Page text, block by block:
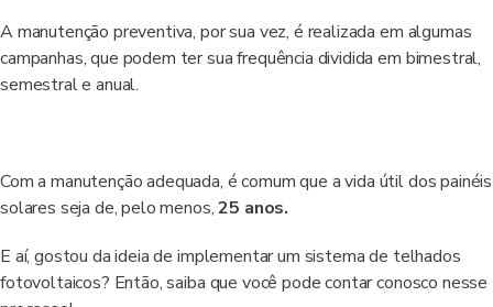
A manutenção preventiva, por sua vez, é realizada em algumas
campanhas, que podem ter sua frequência dividida em bimestral,
semestral e anual.
Com a manutenção adequada, é comum que a vida útil dos painéis
solares seja de, pelo menos,25 anos.
E aí, gostou da ideia de implementar um sistema de telhados
fotovoltaicos? Então, saiba que você pode contar conosco nesse